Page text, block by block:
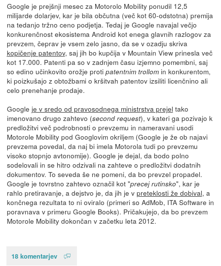
Google je prejšnji mesec za Motorolo Mobility ponudil 12,5
milijarde dolarjev, kar je bila občutna (več kot 60-odstotna) premija
na tedanjo tržno ceno podjetja. Tedaj je Google navajal večjo
konkurenčnost ekosistema Android kot enega glavnih razlogov za
prevzem, čeprav je vsem zelo jasno, da se v ozadju skriva
kopičenje patentov, saj jih bo kupčija v Mountain View prinesla več
kot 17.000. Patenti pa so v zadnjem času izjemno pomembni, saj
so edino učinkovito orožje proti patentnim trollomin konkurentom,
ki poizkušajo z obtožbami o kršitvah patentov izsiliti licenčnino ali
celo prenehanje prodaje.
Google je v sredo od pravosodnega ministrstva prejel tako
imenovano drugo zahtevo (second request), v kateri ga pozivajo k
predložitvi več podrobnosti o prevzemu in nameravani usodi
Motorole Mobility pod Googlovim okriljem (Google je že ob najavi
prevzema povedal, da naj bi imela Motorola tudi po prevzemu
visoko stopnjo avtonomije). Google je dejal, da bodo polno
sodelovali in se hitro odzivali na zahteve o predložitvi dodatnih
dokumentov. To seveda še ne pomeni, da bo prevzel propadel.
Google je tovrstno zahtevo označil kot "precej rutinsko", kar je
rahlo pretiravanje, a dejstvo je, da jih je v preteklosti že dobival, a
končnega rezultata to ni oviralo (primeri so AdMob, ITA Software in
poravnava v primeru Google Books). Pričakujejo, da bo prevzem
Motorole Mobility dokončan v začetku leta 2012.
18 komentarjev